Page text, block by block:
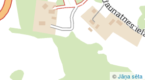
©Jāņa sēta